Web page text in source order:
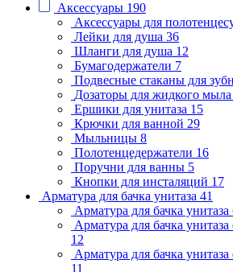
Аксессуары 190
Аксессуары для
Лейки для душа 36
Шланги для душа 12
Бумагодержатели 7
Подвесные стаканы для
Дозаторы для жидкого мыла
Ершики для унитаза 15
Крючки для ванной 29
Мыльницы 8
Полотенцедержатели 16
Поручни для ванны 5
Кнопки для инсталяций 17
Арматура для бачка унитаза 41
Арматура для бачка унитаза
Арматура для бачка
12
Арматура для бачка
11